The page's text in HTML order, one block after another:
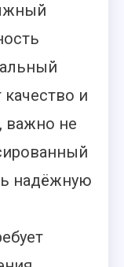
и
важно не
надёжную